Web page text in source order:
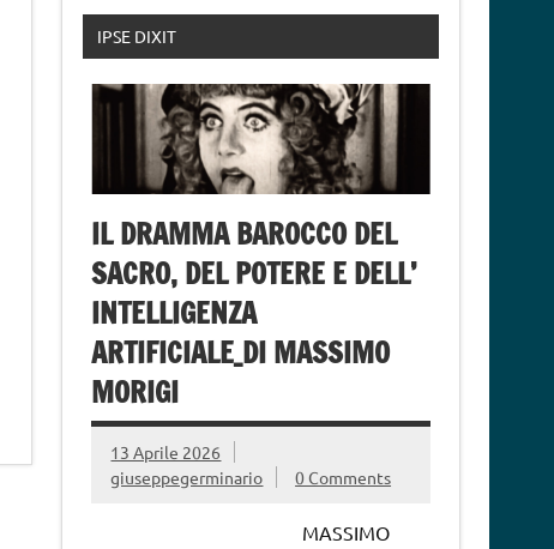
IPSE DIXIT
IL DRAMMA BAROCCO DEL
SACRO, DEL POTERE E DELL’
INTELLIGENZA
ARTIFICIALE_DI MASSIMO
MORIGI
13 Aprile 2026
giuseppegerminario
0 Comments
MASSIMO